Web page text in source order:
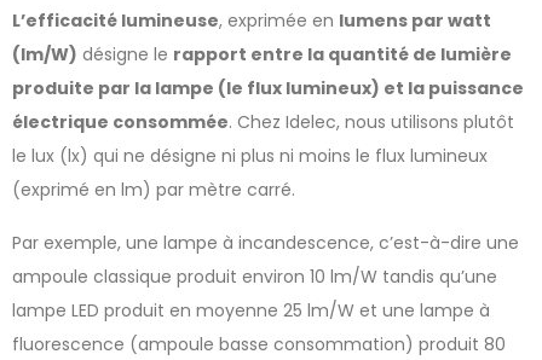
L’efficacité lumineuse, exprimée en lumens par watt
(lm/W) désigne le rapport entre la quantité de lumière
produite par la lampe (le flux lumineux) et la puissance
électrique consommée. Chez Idelec, nous utilisons plutôt
le lux (lx) qui ne désigne ni plus ni moins le flux lumineux
(exprimé en lm) par mètre carré.
Par exemple, une lampe à incandescence, c’est-à-dire une
ampoule classique produit environ 10 lm/W tandis qu’une
lampe LED produit en moyenne 25 lm/W et une lampe à
fluorescence (ampoule basse consommation) produit 80